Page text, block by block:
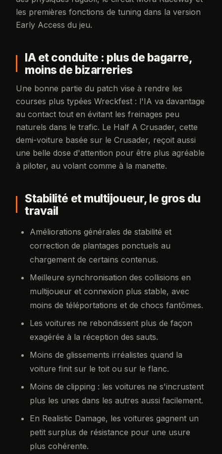
les premières fonctions de tuning dans la version
Early Access du jeu.
IA et conduite : plus de bagarre,
moins de bizarreries
Une bonne partie du patch vise à rendre les
courses plus typées Wreckfest : l'IA va davantage
au contact tout en évitant les freinages peu
naturels dans le trafic. Le Half A Crusader, cette
demi-voiture basée sur le Crusader, reçoit aussi
une belle dose d'attention pour être plus agréable
à piloter, au volant comme à la manette.
Stabilité et multijoueur, le gros du
travail
Améliorations générales de stabilité et
correction de plantages ponctuels au
chargement de certains contenus.
Meilleure synchronisation des collisions en
multijoueur et connexion plus stable, avec
moins de téléportations et de chocs fantômes.
Les voitures ne rebondissent plus de façon
exagérée à la réception des sauts.
Moins de glissements irréalistes quand la
voiture finit sur le toit ou sur le flanc.
Moins de clipping : les voitures ne s'incrustent
plus les unes dans les autres aussi facilement.
En Realistic Damage, les voitures gagnent un
petit surplus de résistance pour une usure
plus cohérente.